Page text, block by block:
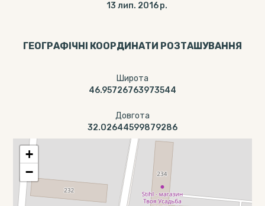
13 лип. 2016 р.
ГЕОГРАФІЧНІ КООРДИНАТИ РОЗТАШУВАННЯ
Широта
46.95726763973544
Довгота
32.02644599879286
+
−